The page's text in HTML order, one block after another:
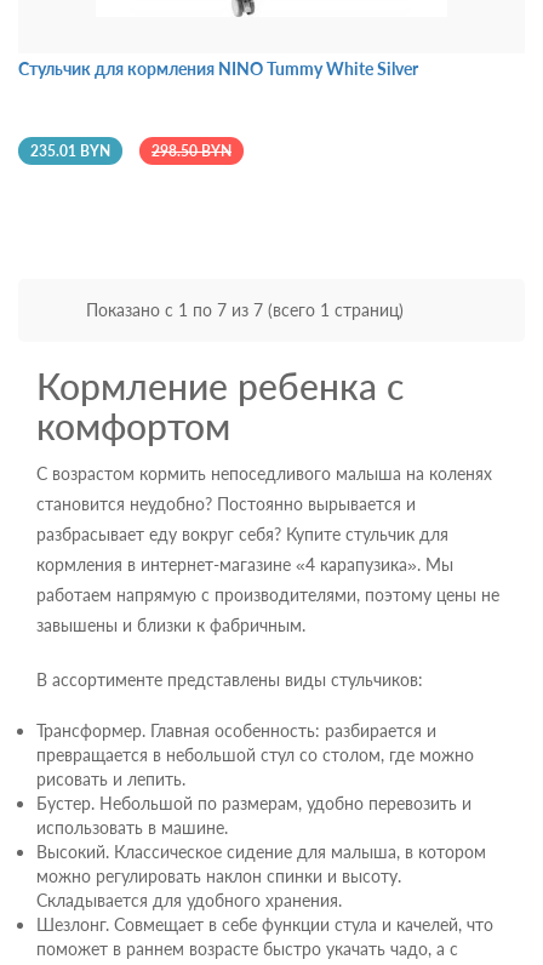
Стульчик для кормления NINO Tummy White Silver
235.01 BYN 298.50 BYN
Показано с 1 по 7 из 7 (всего 1 страниц)
Кормление ребенка с
комфортом
С возрастом кормить непоседливого малыша на коленях
становится неудобно? Постоянно вырывается и
разбрасывает еду вокруг себя? Купите стульчик для
кормления в интернет-магазине «4 карапузика». Мы
работаем напрямую с производителями, поэтому цены не
завышены и близки к фабричным.
В ассортименте представлены виды стульчиков:
Трансформер. Главная особенность: разбирается и
превращается в небольшой стул со столом, где можно
рисовать и лепить.
Бустер. Небольшой по размерам, удобно перевозить и
использовать в машине.
Высокий. Классическое сидение для малыша, в котором
можно регулировать наклон спинки и высоту.
Складывается для удобного хранения.
Шезлонг. Совмещает в себе функции стула и качелей, что
поможет в раннем возрасте быстро укачать чадо, а с